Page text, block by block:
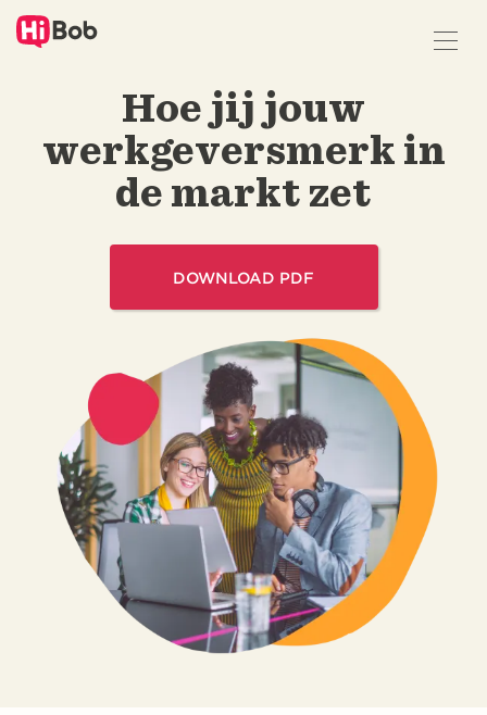
Naar
hoofdinhoud
Hoe jij jouw
werkgeversmerk in
de markt zet
DOWNLOAD PDF